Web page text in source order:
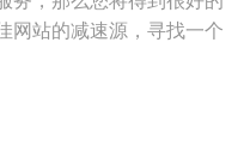
网站的减速源，寻找一个